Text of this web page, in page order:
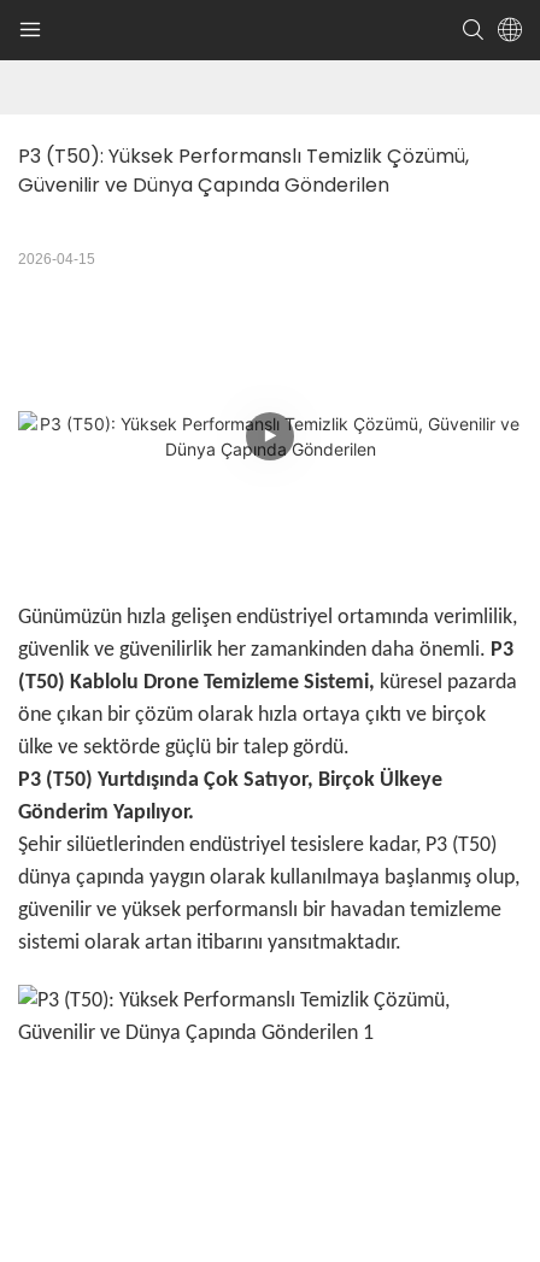
P3 (T50): Yüksek Performanslı Temizlik Çözümü,
Güvenilir ve Dünya Çapında Gönderilen
2026-04-15
Günümüzün hızla gelişen endüstriyel ortamında verimlilik,
güvenlik ve güvenilirlik her zamankinden daha önemli. P3
(T50) Kablolu Drone Temizleme Sistemi, küresel pazarda
öne çıkan bir çözüm olarak hızla ortaya çıktı ve birçok
ülke ve sektörde güçlü bir talep gördü.
P3 (T50) Yurtdışında Çok Satıyor, Birçok Ülkeye
Gönderim Yapılıyor.
Şehir silüetlerinden endüstriyel tesislere kadar, P3 (T50)
dünya çapında yaygın olarak kullanılmaya başlanmış olup,
güvenilir ve yüksek performanslı bir havadan temizleme
sistemi olarak artan itibarını yansıtmaktadır.